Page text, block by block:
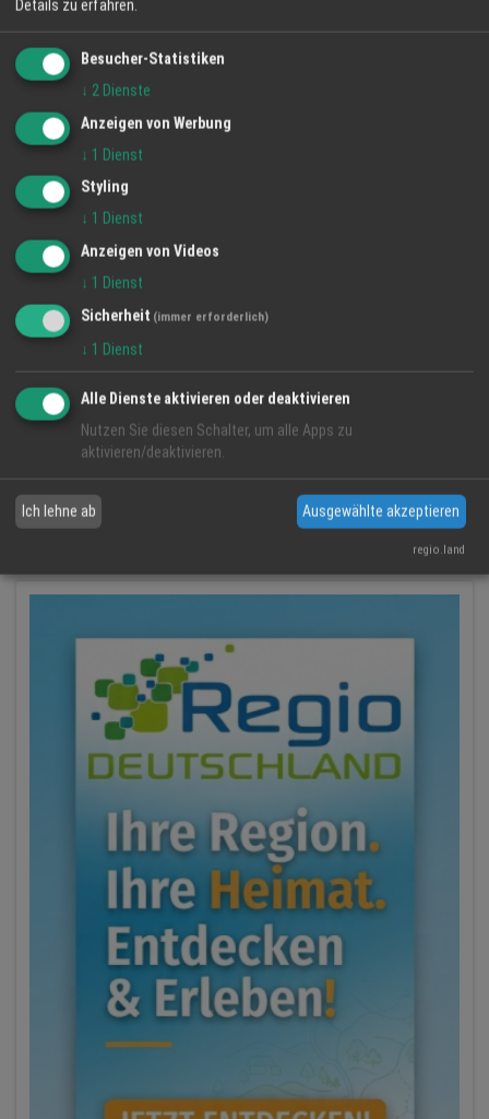
Top Firmen
Regio Hinweise
Jobs Region München und Umgebung
Regio München - jetzt auch im Kino
News aus der IT
Details zu erfahren.
Besucher-Statistiken
↓ 2 Dienste
Anzeigen von Werbung
↓ 1 Dienst
Styling
↓ 1 Dienst
Anzeigen von Videos
↓ 1 Dienst
Sicherheit (immer erforderlich)
↓ 1 Dienst
Alle Dienste aktivieren oder deaktivieren
Nutzen Sie diesen Schalter, um alle Apps zu
aktivieren/deaktivieren.
Ich lehne ab Ausgewählte akzeptieren
regio.land